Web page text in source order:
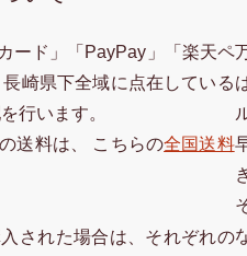
ード」「PayPay」「楽天ペ
崎県下全域に点在している
行います。
送料は、 こちらの全国送料
された場合は、それぞれの